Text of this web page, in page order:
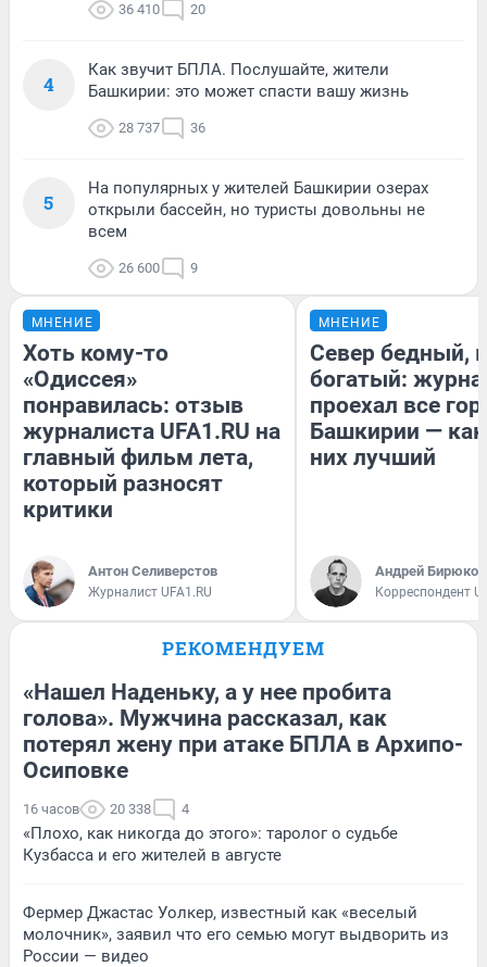
36 410 20
4
Как звучит БПЛА. Послушайте, жители
Башкирии: это может спасти вашу жизнь
28 737 36
5
На популярных у жителей Башкирии озерах
открыли бассейн, но туристы довольны не
всем
26 600 9
МНЕНИЕ
Хоть кому-то
«Одиссея»
понравилась: отзыв
журналиста UFA1.RU на
главный фильм лета,
который разносят
критики
Антон Селиверстов
Журналист UFA1.RU
МНЕНИЕ
Север бедный,
богатый:
проехал все
Башкирии —
них лучший
Андрей Бирюков
Корреспондент
РЕКОМЕНДУЕМ
«Нашел Наденьку, а у нее пробита
голова». Мужчина рассказал, как
потерял жену при атаке БПЛА в Архипо-
Осиповке
16 часов 20 338 4
«Плохо, как никогда до этого»: таролог о судьбе
Кузбасса и его жителей в августе
Фермер Джастас Уолкер, известный как «веселый
молочник», заявил что его семью могут выдворить из
России — видео